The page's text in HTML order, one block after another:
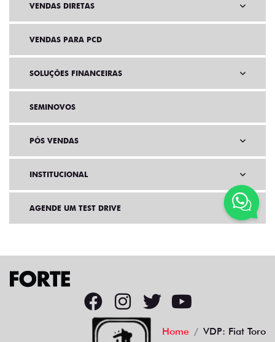
VENDAS DIRETAS
VENDAS PARA PCD
SOLUÇÕES FINANCEIRAS
SEMINOVOS
PÓS VENDAS
INSTITUCIONAL
AGENDE UM TEST DRIVE
Home VDP: Fiat Toro